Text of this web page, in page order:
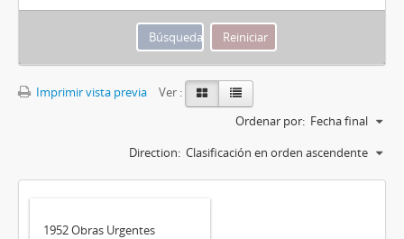
Imprimir vista previa
Ver :
Ordenar por: Fecha final
Direction: Clasificación en orden ascendente
1952 Obras Urgentes